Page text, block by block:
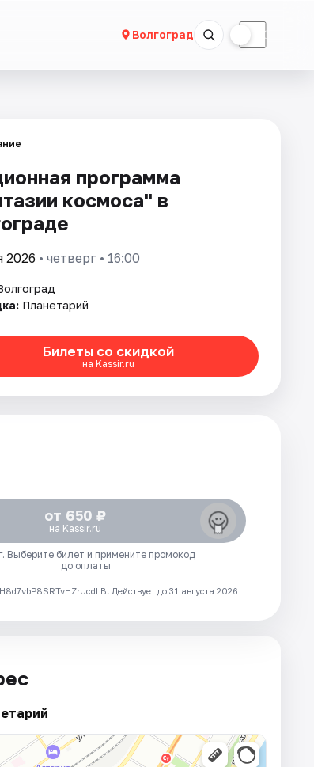
Волгоград ☾
программа
космоса" в
2026 • четверг • 16:00
Планетарий
Билеты со скидкой
на Kassir.ru
от 650 ₽
на Kassir.ru
Выберите билет и примените промокод
до оплаты
Действует до 31 августа 2026